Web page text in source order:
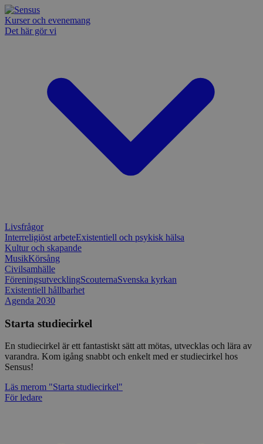
Kurser och evenemang
Det här gör vi
Livsfrågor
Interreligiöst arbeteExistentiell och psykisk hälsa
Kultur och skapande
MusikKörsång
Civilsamhälle
FöreningsutvecklingScouternaSvenska kyrkan
Existentiell hållbarhet
Agenda 2030
Starta studiecirkel
En studiecirkel är ett fantastiskt sätt att mötas, utvecklas och lära av
varandra. Kom igång snabbt och enkelt med er studiecirkel hos
Sensus!
Läs merom "Starta studiecirkel"
För ledare